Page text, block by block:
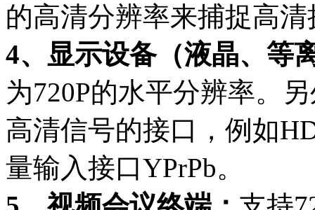
的高清分辨率来捕捉高
4、显示设备（液晶、等
为720P的水平分辨率。
高清信号的接口，例如
量输入接口YPrPb。